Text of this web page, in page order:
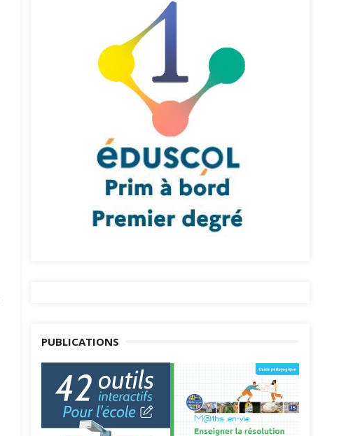
PUBLICATIONS